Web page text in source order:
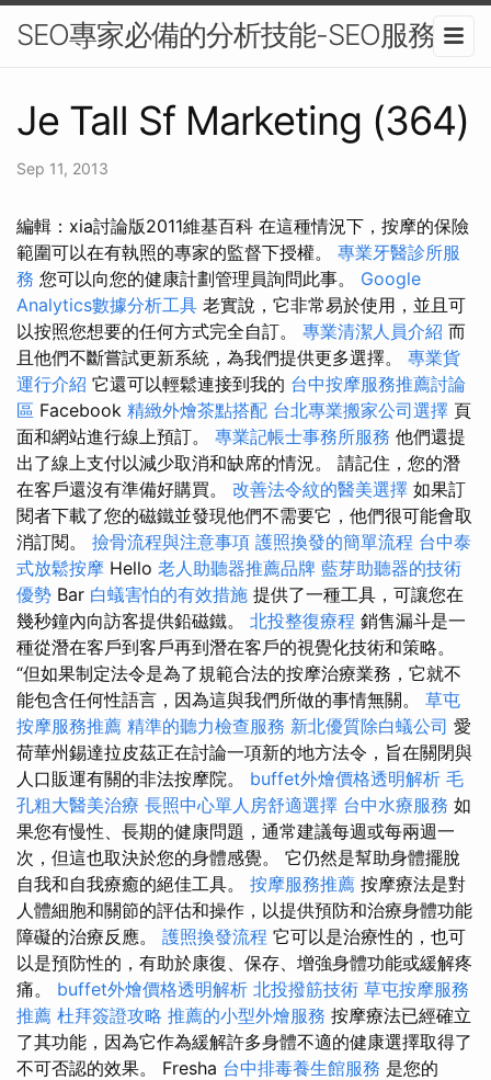
SEO專家必備的分析技能-SEO服務
Je Tall Sf Marketing (364)
Sep 11, 2013
編輯：xia討論版2011維基百科 在這種情況下，按摩的保險
範圍可以在有執照的專家的監督下授權。 專業牙醫診所服
務 您可以向您的健康計劃管理員詢問此事。 Google
Analytics數據分析工具 老實說，它非常易於使用，並且可
以按照您想要的任何方式完全自訂。 專業清潔人員介紹 而
且他們不斷嘗試更新系統，為我們提供更多選擇。 專業貨
運行介紹 它還可以輕鬆連接到我的 台中按摩服務推薦討論
區 Facebook 精緻外燴茶點搭配 台北專業搬家公司選擇 頁
面和網站進行線上預訂。 專業記帳士事務所服務 他們還提
出了線上支付以減少取消和缺席的情況。 請記住，您的潛
在客戶還沒有準備好購買。 改善法令紋的醫美選擇 如果訂
閱者下載了您的磁鐵並發現他們不需要它，他們很可能會取
消訂閱。 撿骨流程與注意事項 護照換發的簡單流程 台中泰
式放鬆按摩 Hello 老人助聽器推薦品牌 藍芽助聽器的技術
優勢 Bar 白蟻害怕的有效措施 提供了一種工具，可讓您在
幾秒鐘內向訪客提供鉛磁鐵。 北投整復療程 銷售漏斗是一
種從潛在客戶到客戶再到潛在客戶的視覺化技術和策略。
“但如果制定法令是為了規範合法的按摩治療業務，它就不
能包含任何性語言，因為這與我們所做的事情無關。 草屯
按摩服務推薦 精準的聽力檢查服務 新北優質除白蟻公司 愛
荷華州錫達拉皮茲正在討論一項新的地方法令，旨在關閉與
人口販運有關的非法按摩院。 buffet外燴價格透明解析 毛
孔粗大醫美治療 長照中心單人房舒適選擇 台中水療服務 如
果您有慢性、長期的健康問題，通常建議每週或每兩週一
次，但這也取決於您的身體感覺。 它仍然是幫助身體擺脫
自我和自我療癒的絕佳工具。 按摩服務推薦 按摩療法是對
人體細胞和關節的評估和操作，以提供預防和治療身體功能
障礙的治療反應。 護照換發流程 它可以是治療性的，也可
以是預防性的，有助於康復、保存、增強身體功能或緩解疼
痛。 buffet外燴價格透明解析 北投撥筋技術 草屯按摩服務
推薦 杜拜簽證攻略 推薦的小型外燴服務 按摩療法已經確立
了其功能，因為它作為緩解許多身體不適的健康選擇取得了
不可否認的效果。 Fresha 台中排毒養生館服務 是您的